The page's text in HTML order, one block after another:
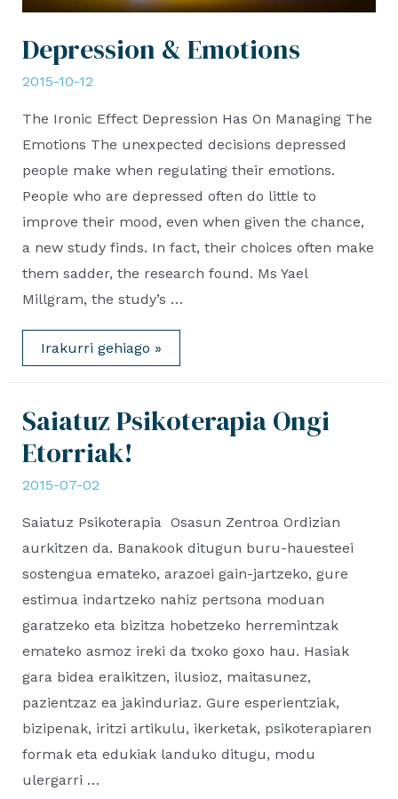
Depression & Emotions
2015-10-12
The Ironic Effect Depression Has On Managing The
Emotions The unexpected decisions depressed
people make when regulating their emotions.
People who are depressed often do little to
improve their mood, even when given the chance,
a new study finds. In fact, their choices often make
them sadder, the research found. Ms Yael
Millgram, the study’s …
Depression
&
Emotions
Irakurri gehiago »
Saiatuz Psikoterapia Ongi
Etorriak!
2015-07-02
Saiatuz Psikoterapia Osasun Zentroa Ordizian
aurkitzen da. Banakook ditugun buru-hauesteei
sostengua emateko, arazoei gain-jartzeko, gure
estimua indartzeko nahiz pertsona moduan
garatzeko eta bizitza hobetzeko herremintzak
emateko asmoz ireki da txoko goxo hau. Hasiak
gara bidea eraikitzen, ilusioz, maitasunez,
pazientzaz ea jakinduriaz. Gure esperientziak,
bizipenak, iritzi artikulu, ikerketak, psikoterapiaren
formak eta edukiak landuko ditugu, modu
ulergarri …